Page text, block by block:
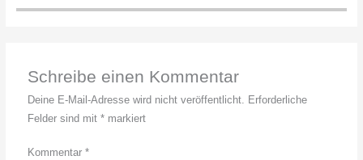
Schreibe einen Kommentar
Deine E-Mail-Adresse wird nicht veröffentlicht. Erforderliche
Felder sind mit* markiert
Kommentar*